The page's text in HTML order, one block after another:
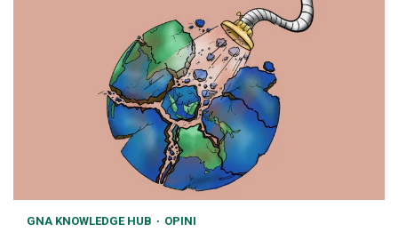
GNA KNOWLEDGE HUB OPINI